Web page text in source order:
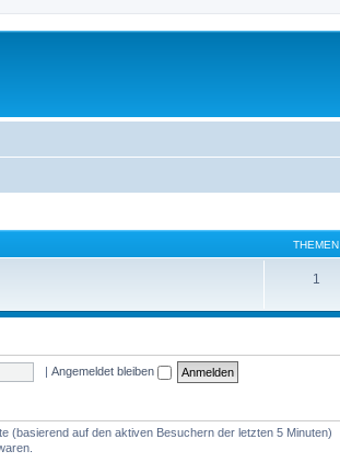
THEMEN
1
| Angemeldet bleiben
(basierend auf den aktiven Besuchern der letzten 5 Minuten)